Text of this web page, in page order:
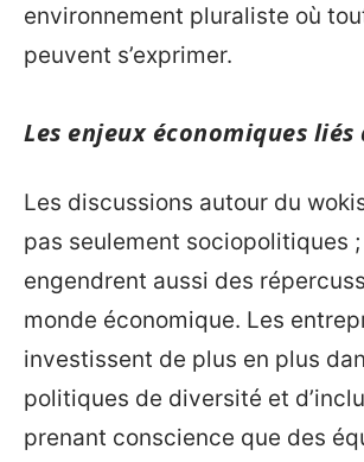
environnement pluraliste où
peuvent s’exprimer.
Les enjeux économiques
Les discussions autour du
pas seulement sociopolitiques
engendrent aussi des
monde économique. Les
investissent de plus en plus
politiques de diversité et
prenant conscience que des